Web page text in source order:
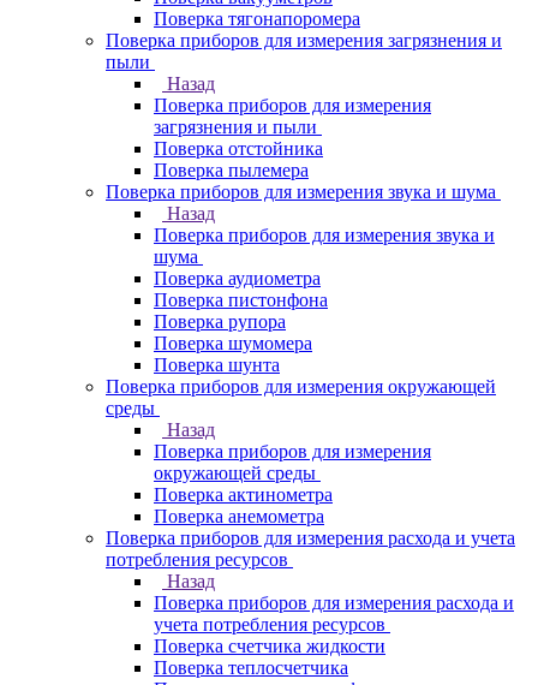
Поверка тягонапоромера
Поверка приборов для измерения загрязнения и
пыли
Назад
Поверка приборов для измерения
загрязнения и пыли
Поверка отстойника
Поверка пылемера
Поверка приборов для измерения звука и шума
Назад
Поверка приборов для измерения звука и
шума
Поверка аудиометра
Поверка пистонфона
Поверка рупора
Поверка шумомера
Поверка шунта
Поверка приборов для измерения окружающей
среды
Назад
Поверка приборов для измерения
окружающей среды
Поверка актинометра
Поверка анемометра
Поверка приборов для измерения расхода и учета
потребления ресурсов
Назад
Поверка приборов для измерения расхода и
учета потребления ресурсов
Поверка счетчика жидкости
Поверка теплосчетчика